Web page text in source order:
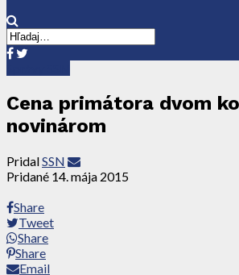
Cena primátora dvom
novinárom
PridalSSN
Pridané 14. mája 2015
Share
Tweet
Share
Share
Email